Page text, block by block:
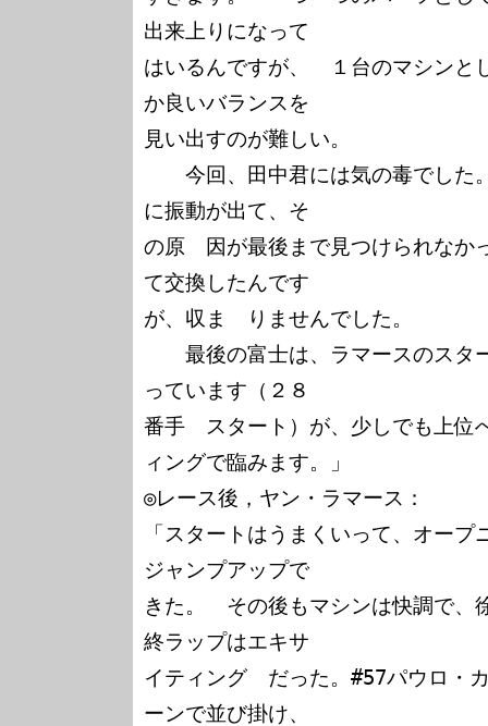
出来上りになって
はいるんですが、　１台のマシンと
か良いバランスを
見い出すのが難しい。
今回、田中君には気の毒でした
に振動が出て、そ
の原　因が最後まで見つけられなか
て交換したんです
が、収ま　りませんでした。
最後の富士は、ラマースのスタ
っています（２８
番手　スタート）が、少しでも上位
ィングで臨みます。」
◎レース後，ヤン・ラマース：
「スタートはうまくいって、オー
ジャンプアップで
きた。　その後もマシンは快調で、
終ラップはエキサ
イティング　だった。#57パウロ・
ーンで並び掛け、